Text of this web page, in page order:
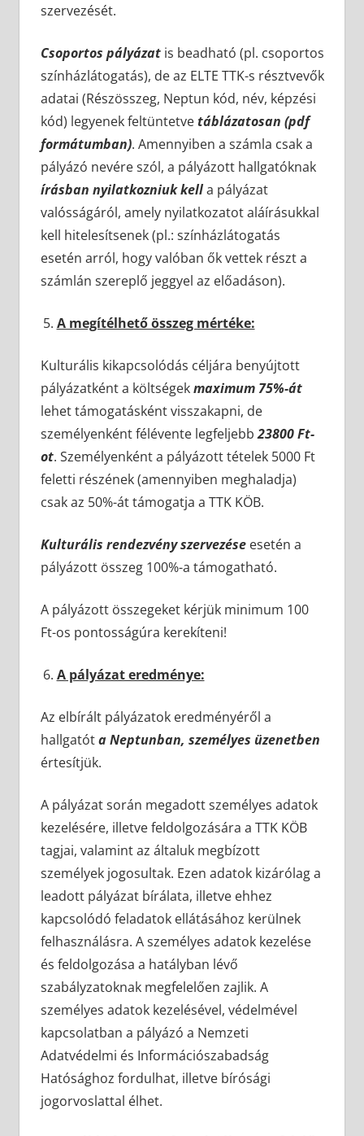
szervezését.
Csoportos pályázatis beadható (pl. csoportos
színházlátogatás), de az ELTE TTK-s résztvevők
adatai (Részösszeg, Neptun kód, név, képzési
kód) legyenek feltüntetvetáblázatosan (pdf
formátumban). Amennyiben a számla csak a
pályázó nevére szól, a pályázott hallgatóknak
írásban nyilatkozniuk kella pályázat
valósságáról, amely nyilatkozatot aláírásukkal
kell hitelesítsenek (pl.: színházlátogatás
esetén arról, hogy valóban ők vettek részt a
számlán szereplő jeggyel az előadáson).
A megítélhető összeg mértéke:
Kulturális kikapcsolódás céljára benyújtott
pályázatként a költségekmaximum 75%-át
lehet támogatásként visszakapni, de
személyenként félévente legfeljebb23800 Ft-
ot. Személyenként a pályázott tételek 5000 Ft
feletti részének (amennyiben meghaladja)
csak az 50%-át támogatja a TTK KÖB.
Kulturális rendezvény szervezéseesetén a
pályázott összeg 100%-a támogatható.
A pályázott összegeket kérjük minimum 100
Ft-os pontosságúra kerekíteni!
A pályázat eredménye:
Az elbírált pályázatok eredményéről a
hallgatóta Neptunban, személyes üzenetben
értesítjük.
A pályázat során megadott személyes adatok
kezelésére, illetve feldolgozására a TTK KÖB
tagjai, valamint az általuk megbízott
személyek jogosultak. Ezen adatok kizárólag a
leadott pályázat bírálata, illetve ehhez
kapcsolódó feladatok ellátásához kerülnek
felhasználásra. A személyes adatok kezelése
és feldolgozása a hatályban lévő
szabályzatoknak megfelelően zajlik. A
személyes adatok kezelésével, védelmével
kapcsolatban a pályázó a Nemzeti
Adatvédelmi és Információszabadság
Hatósághoz fordulhat, illetve bírósági
jogorvoslattal élhet.